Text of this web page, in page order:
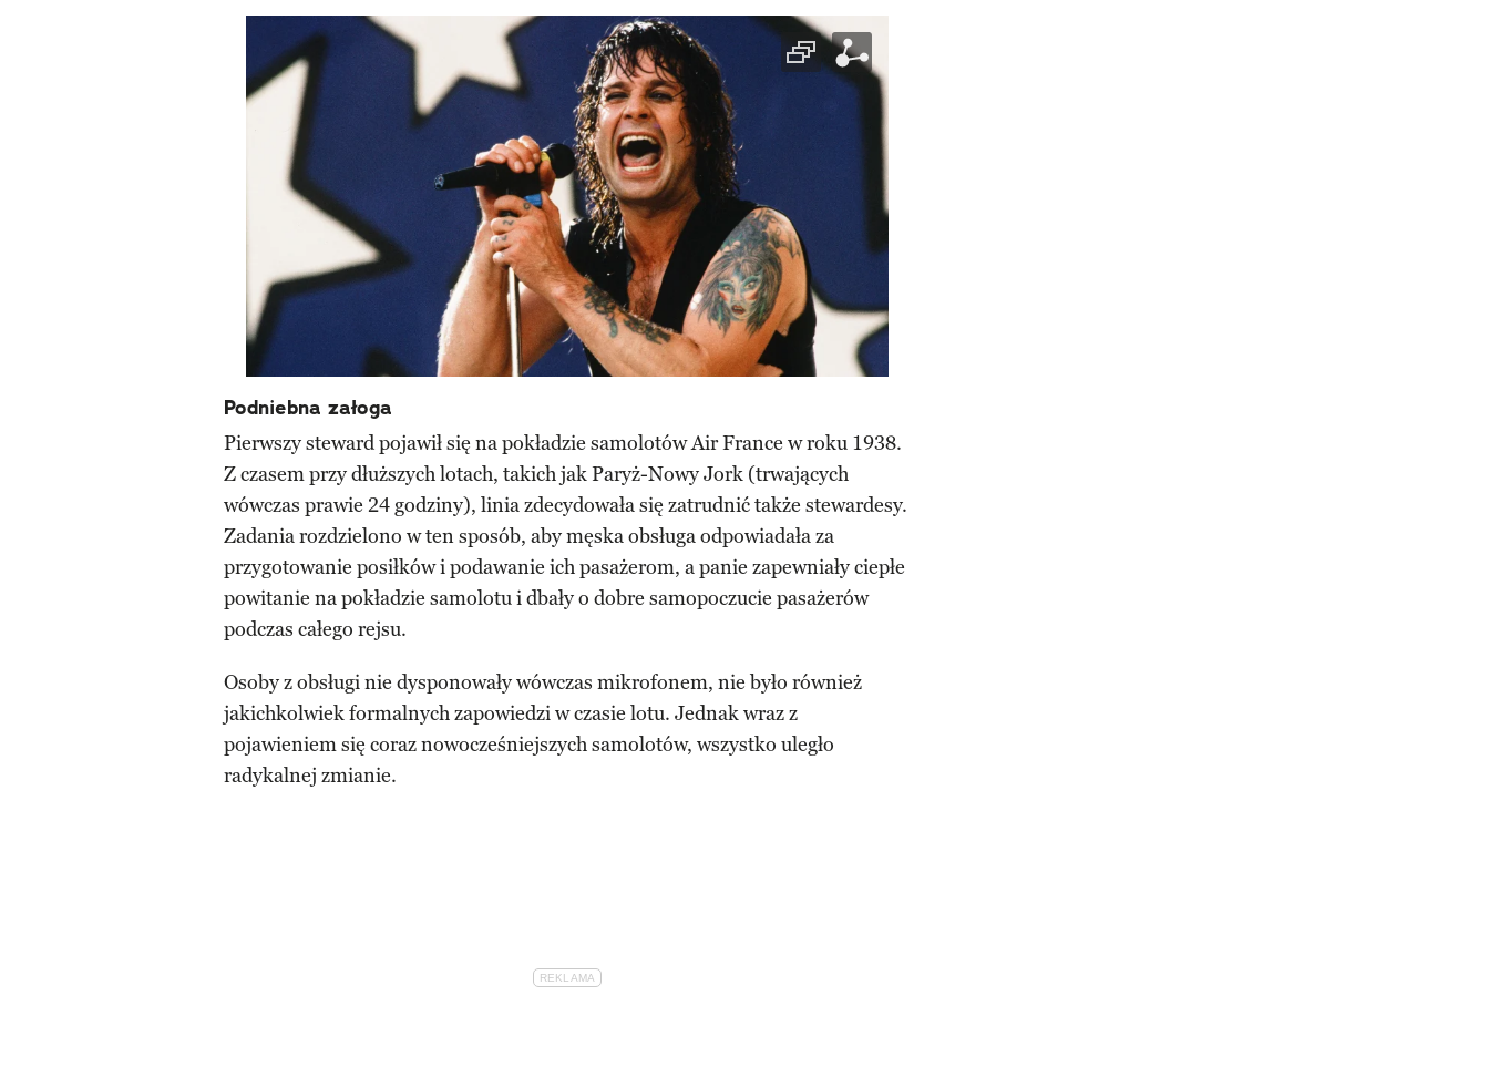
Podniebna załoga
Pierwszy steward pojawił się na pokładzie samolotów Air France w roku 1938.
Z czasem przy dłuższych lotach, takich jak Paryż-Nowy Jork (trwających
wówczas prawie 24 godziny), linia zdecydowała się zatrudnić także stewardesy.
Zadania rozdzielono w ten sposób, aby męska obsługa odpowiadała za
przygotowanie posiłków i podawanie ich pasażerom, a panie zapewniały ciepłe
powitanie na pokładzie samolotu i dbały o dobre samopoczucie pasażerów
podczas całego rejsu.
Osoby z obsługi nie dysponowały wówczas mikrofonem, nie było również
jakichkolwiek formalnych zapowiedzi w czasie lotu. Jednak wraz z
pojawieniem się coraz nowocześniejszych samolotów, wszystko uległo
radykalnej zmianie.